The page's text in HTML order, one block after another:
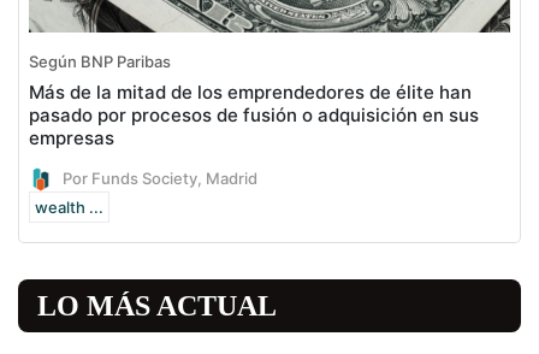
Según BNP Paribas
Más de la mitad de los emprendedores de élite han
pasado por procesos de fusión o adquisición en sus
empresas
Por Funds Society, Madrid
wealth ...
LO MÁS ACTUAL